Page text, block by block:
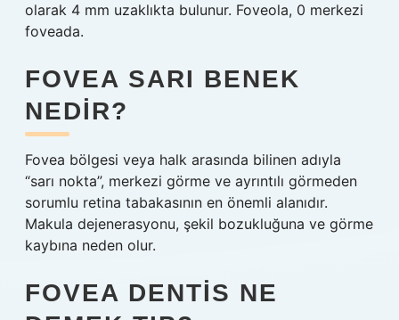
olarak 4 mm uzaklıkta bulunur. Foveola, 0 merkezi
foveada.
FOVEA SARI BENEK
NEDIR?
Fovea bölgesi veya halk arasında bilinen adıyla
“sarı nokta”, merkezi görme ve ayrıntılı görmeden
sorumlu retina tabakasının en önemli alanıdır.
Makula dejenerasyonu, şekil bozukluğuna ve görme
kaybına neden olur.
FOVEA DENTIS NE